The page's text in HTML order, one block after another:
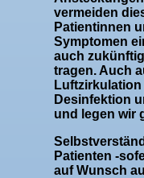
vermeiden
Patientinnen
Symptomen
auch
tragen. Auch
Desinfektion
und legen wir
Patienten -
auf Wunsch